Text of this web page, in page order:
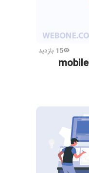
15 بازدید
همه چیز در مورد الگوریتم mobile